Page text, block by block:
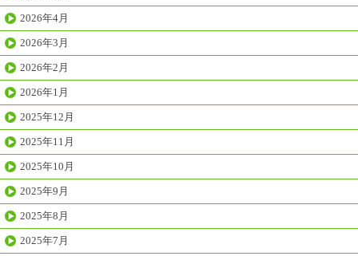
2026年4月
2026年3月
2026年2月
2026年1月
2025年12月
2025年11月
2025年10月
2025年9月
2025年8月
2025年7月